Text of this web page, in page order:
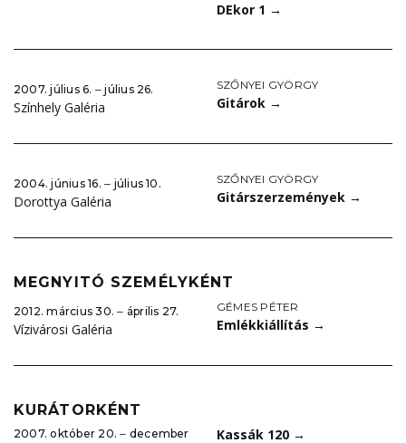
DEkor 1 →
2007. július 6. ‒ július 26.
Színhely Galéria
SZŐNYEI GYÖRGY
Gitárok →
2004. június 16. ‒ július 10.
Dorottya Galéria
SZŐNYEI GYÖRGY
Gitárszerzemények →
MEGNYITÓ SZEMÉLYKÉNT
2012. március 30. ‒ április 27.
Vízivárosi Galéria
GÉMES PÉTER
Emlékkiállítás →
KURÁTORKÉNT
2007. október 20. ‒ december
Kassák 120 →